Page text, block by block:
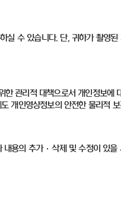
실 수 있습니다. 단, 귀하가 촬영된
한 관리적 대책으로서 개인정보에
개인영상정보의 안전한 물리적
내용의 추가·삭제 및 수정이 있을